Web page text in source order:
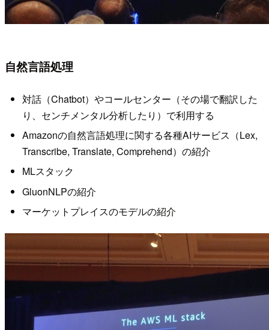
自然言語処理
対話（Chatbot）やコールセンター（その場で翻訳した
り、センチメンタル分析したり）で利用する
Amazonの自然言語処理に関する各種AIサービス（Lex,
Transcribe, Translate, Comprehend）の紹介
MLスタック
GluonNLPの紹介
マーケットプレイスのモデルの紹介